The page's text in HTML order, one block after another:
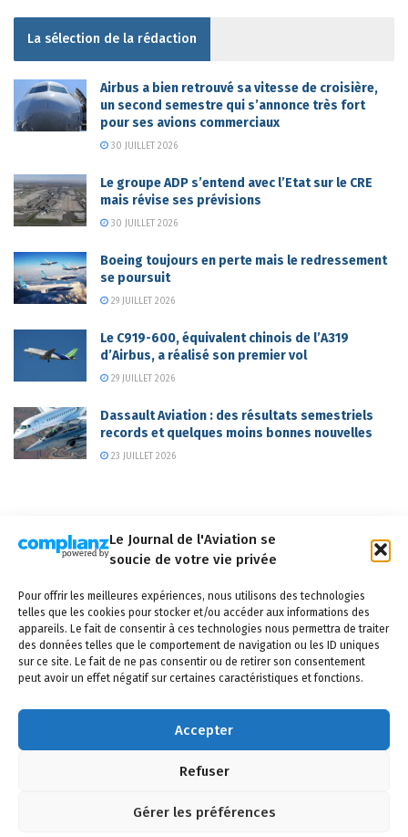
Le Journal de l'Aviation se
soucie de votre vie privée
Pour offrir les meilleures expériences, nous utilisons des technologies
telles que les cookies pour stocker et/ou accéder aux informations des
appareils. Le fait de consentir à ces technologies nous permettra de traiter
des données telles que le comportement de navigation ou les ID uniques
sur ce site. Le fait de ne pas consentir ou de retirer son consentement
peut avoir un effet négatif sur certaines caractéristiques et fonctions.
Accepter
Refuser
Gérer les préférences
La sélection de la rédaction
Airbus a bien retrouvé sa vitesse de croisière,
un second semestre qui s’annonce très fort
pour ses avions commerciaux
30 JUILLET 2026
Le groupe ADP s’entend avec l’Etat sur le CRE
mais révise ses prévisions
30 JUILLET 2026
Boeing toujours en perte mais le redressement
se poursuit
29 JUILLET 2026
Le C919-600, équivalent chinois de l’A319
d’Airbus, a réalisé son premier vol
29 JUILLET 2026
Dassault Aviation : des résultats semestriels
records et quelques moins bonnes nouvelles
23 JUILLET 2026
Mentions légales
CGV Politique de confidentialité Cookies
l'industrie aéronautique, l'aviation commerciale, l'aviation d'affaires, les
services MRO et après-vente, le financement et la location d'aéronefs civils,
l'aéronautique de défense et l'industrie spatiale. Toute reproduction, totale
autorisation écrite spécifique du Journal de l’Aviation.